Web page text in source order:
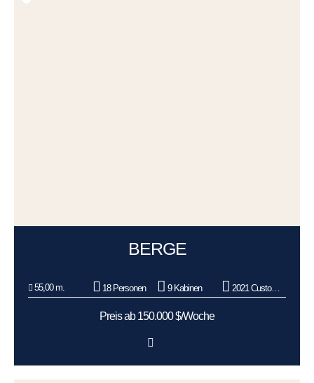
BERGE
55,00 m. 18 Personen 9 Kabinen 2021 Custom Made
Preis ab 150.000 $/Woche